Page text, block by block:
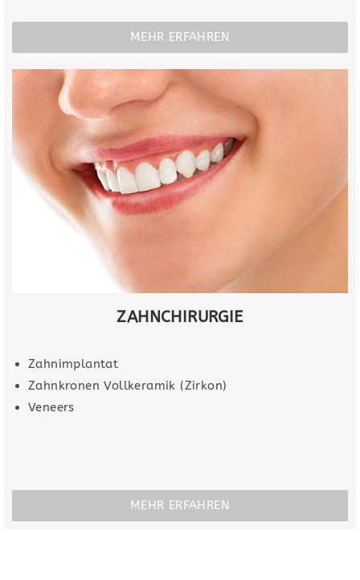
MEHR ERFAHREN
ZAHNCHIRURGIE
Zahnimplantat
Zahnkronen Vollkeramik (Zirkon)
Veneers
MEHR ERFAHREN